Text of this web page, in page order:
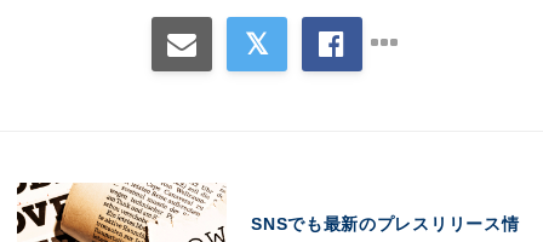
SNSでも最新のプレスリリース情